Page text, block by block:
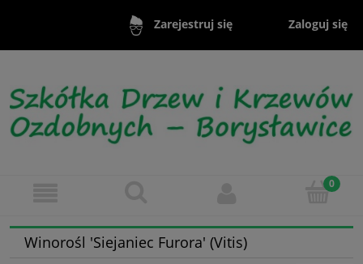
Zarejestruj się Zaloguj się
Winorośl 'Siejaniec Furora' (Vitis)